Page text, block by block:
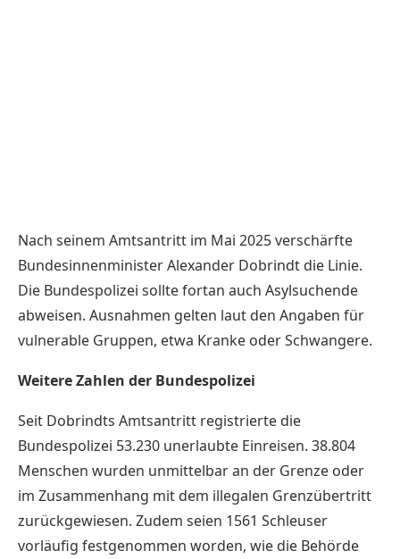
Nach seinem Amtsantritt im Mai 2025 verschärfte
Bundesinnenminister Alexander Dobrindt die Linie.
Die Bundespolizei sollte fortan auch Asylsuchende
abweisen. Ausnahmen gelten laut den Angaben für
vulnerable Gruppen, etwa Kranke oder Schwangere.
Weitere Zahlen der Bundespolizei
Seit Dobrindts Amtsantritt registrierte die
Bundespolizei 53.230 unerlaubte Einreisen. 38.804
Menschen wurden unmittelbar an der Grenze oder
im Zusammenhang mit dem illegalen Grenzübertritt
zurückgewiesen. Zudem seien 1561 Schleuser
vorläufig festgenommen worden, wie die Behörde